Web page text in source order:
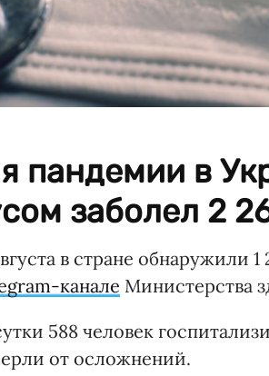
пандемии в
заболел 2
в стране обнаружили
канале Министерства
588 человек
от осложнений.